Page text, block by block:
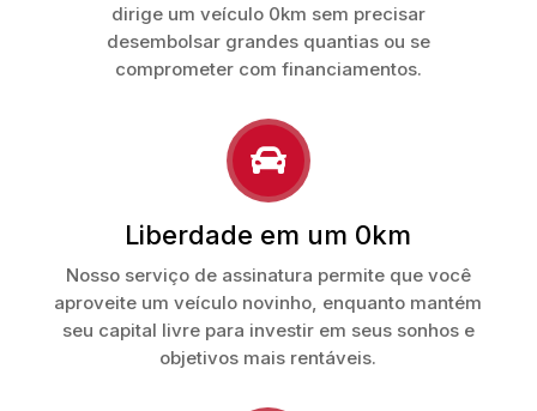
dirige um veículo 0km sem precisar
desembolsar grandes quantias ou se
comprometer com financiamentos.

Liberdade em um 0km
Nosso serviço de assinatura permite que você
aproveite um veículo novinho, enquanto mantém
seu capital livre para investir em seus sonhos e
objetivos mais rentáveis.